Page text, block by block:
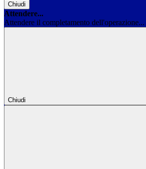
Chiudi
Attendere...
Attendere il completamento dell'operazione...
Chiudi